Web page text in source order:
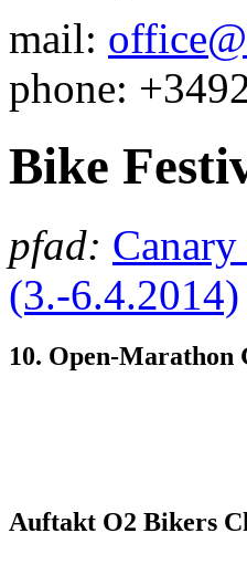
mail:
phone:
Bike
pfad:
(3.-6.4.2014)
10. Open-Marathon
Auftakt O2 Bikers